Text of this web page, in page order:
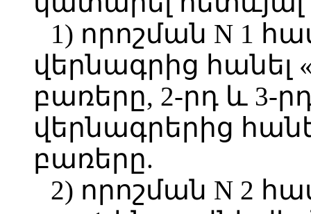
1) որոշման N 1
վերնագրից հանել
բառերը, 2-րդ և 3-
վերնագրերից
բառերը.
2) որոշման N 2